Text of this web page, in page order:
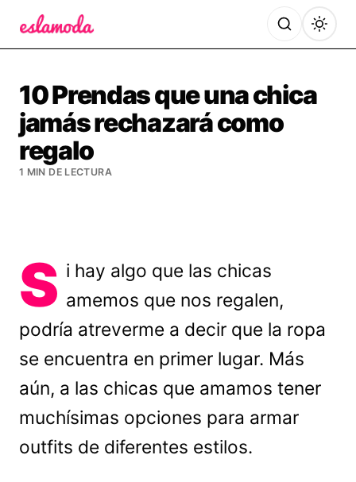
10 Prendas que una chica
jamás rechazará como
regalo
1 MIN DE LECTURA
S i hay algo que las chicas
amemos que nos regalen,
podría atreverme a decir que la ropa
se encuentra en primer lugar. Más
aún, a las chicas que amamos tener
muchísimas opciones para armar
outfits de diferentes estilos.